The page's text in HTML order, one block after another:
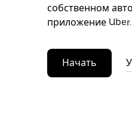
собственном
приложение Uber.
Начать